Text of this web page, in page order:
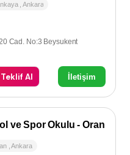
,Ankara
Cad. No:3 Beysukent
Al İletişim
ve Spor Okulu - Oran
,Ankara